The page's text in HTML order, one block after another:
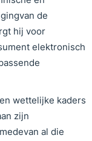
de
hij voor
elektronisch
wettelijke kaders
zijn
al die